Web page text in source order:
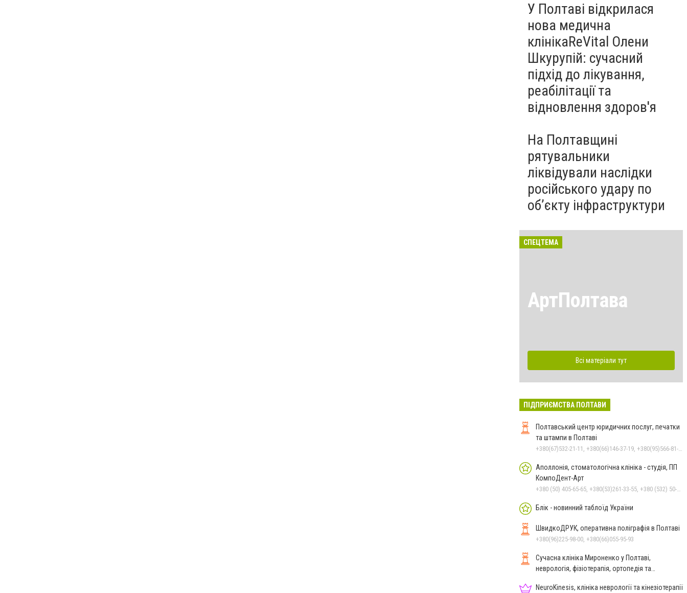
У Полтаві відкрилася
нова медична
клінікаReVital Олени
Шкурупій: сучасний
підхід до лікування,
реабілітації та
відновлення здоров'я
На Полтавщині
рятувальники
ліквідували наслідки
російського удару по
об’єкту інфраструктури
СПЕЦТЕМА
АртПолтава
Всі матеріали тут
ПІДПРИЄМСТВА ПОЛТАВИ
Полтавський центр юридичних послуг, печатки
та штампи в Полтаві
Аполлонія, стоматологічна клініка - студія, ПП
КомпоДент-Арт
Блік - новинний таблоїд України
ШвидкоДРУК, оперативна поліграфія в Полтаві
+380(96)225-98-00, +380(66)055-95-93
Сучасна клініка Мироненко у Полтаві,
неврологія, фізіотерапія, ортопедія та
NeuroKinesis, клініка неврології та кінезіотерапії